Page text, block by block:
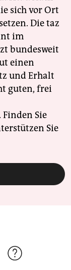
sich vor Ort
Die taz
im
bundesweit
einen
und Erhalt
guten, frei
Sie
Sie